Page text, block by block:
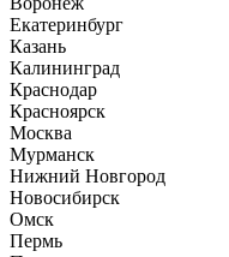
Екатеринбург
Казань
Калининград
Краснодар
Красноярск
Москва
Мурманск
Нижний Новгород
Новосибирск
Омск
Пермь